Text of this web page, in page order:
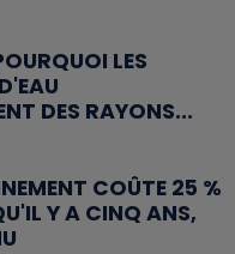
LES
DES RAYONS...
COÛTE 25 %
Y A CINQ ANS,